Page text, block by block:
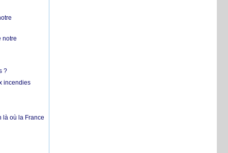
notre
?
incendies
là où la France